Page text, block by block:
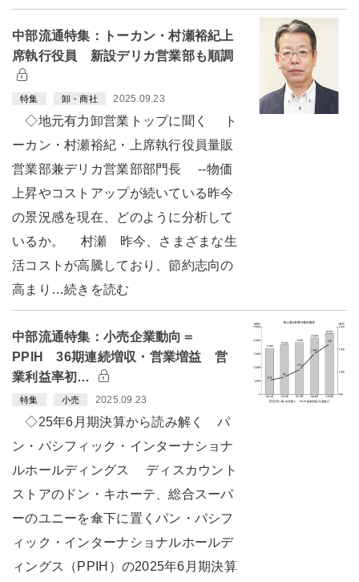
中部流通特集：トーカン・村瀬裕紀上
席執行役員 新設デリカ営業部も順調
特集 卸・商社 2025.09.23
◇地元有力卸営業トップに聞く ト
ーカン・村瀬裕紀・上席執行役員量販
営業部兼デリカ営業部部門長 --物価
上昇やコストアップが続いている昨今
の景況感を現在、どのように分析して
いるか。 村瀬 昨今、さまざまな生
活コストが高騰しており、節約志向の
高まり…続きを読む
中部流通特集：小売企業動向＝
PPIH 36期連続増収・営業増益 営
業利益率初…
特集 小売 2025.09.23
◇25年6月期決算から読み解く パ
ン・パシフィック・インターナショナ
ルホールディングス ディスカウント
ストアのドン・キホーテ、総合スーパ
ーのユニーを傘下に置くパン・パシフ
ィック・インターナショナルホールデ
ィングス（PPIH）の2025年6月期決算